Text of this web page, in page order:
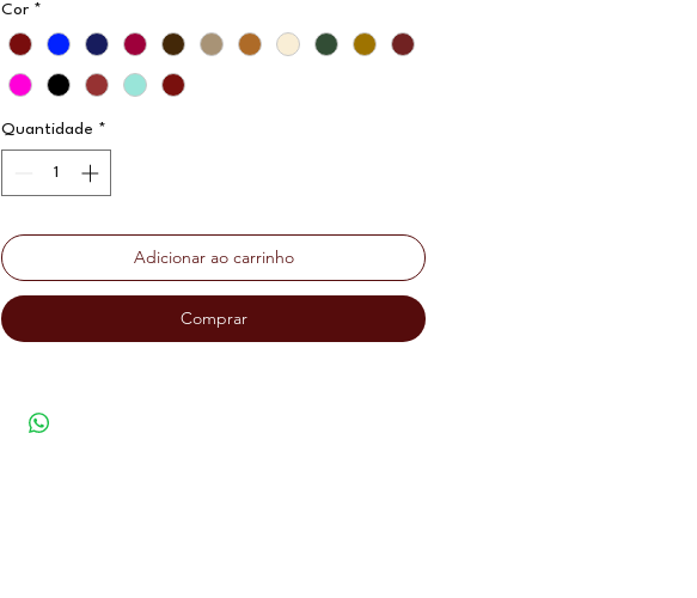
Cor *
Quantidade *
Adicionar ao carrinho
Comprar